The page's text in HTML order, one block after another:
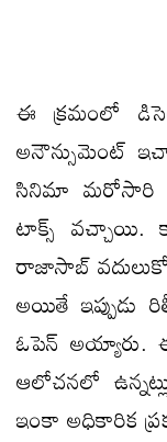
ఈ క్రమంలో
అనౌన్సుమెంట్
సినిమా మరోసారి
టాక్స్ వచ్చాయి.
రాజాసాబ్
అయితే ఇప్పుడు
ఓపెన్ అయ్యారు.
ఆలోచనలో
ఇంకా అధికారిక